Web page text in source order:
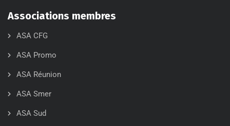
Associations membres
ASA CFG
ASA Promo
ASA Réunion
ASA Smer
ASA Sud